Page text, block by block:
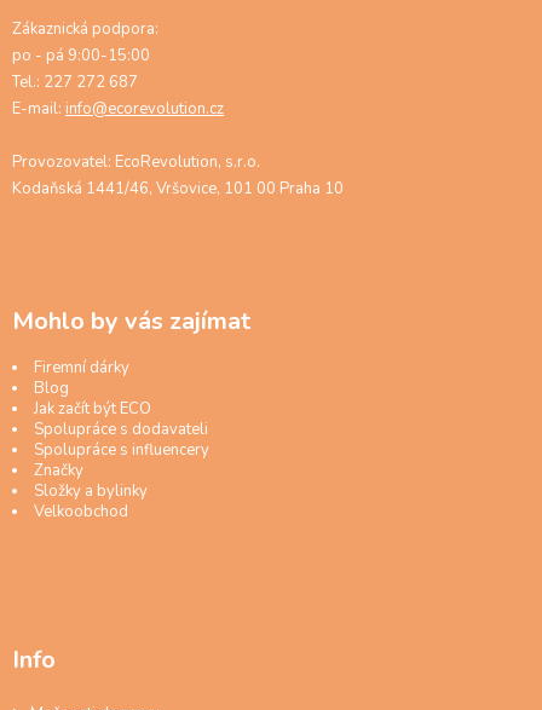
Zákaznická podpora:
po - pá 9:00-15:00
Tel.: 227 272 687
E-mail: info@ecorevolution.cz
Provozovatel: EcoRevolution, s.r.o.
Kodaňská 1441/46, Vršovice, 101 00 Praha 10
Mohlo by vás zajímat
Firemní dárky
Blog
Jak začít být ECO
Spolupráce s dodavateli
Spolupráce s influencery
Značky
Složky a bylinky
Velkoobchod
Info